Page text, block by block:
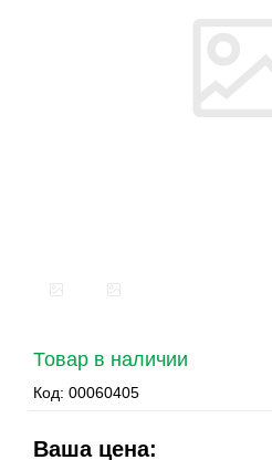
Товар в наличии
Код: 00060405
Ваша цена: